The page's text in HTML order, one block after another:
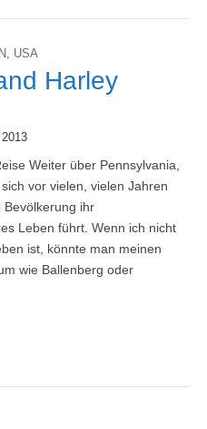
USA
Harley
Weiter über Pennsylvania,
vor vielen, vielen Jahren
Bevölkerung ihr
Leben führt. Wenn ich nicht
ist, könnte man meinen
wie Ballenberg oder